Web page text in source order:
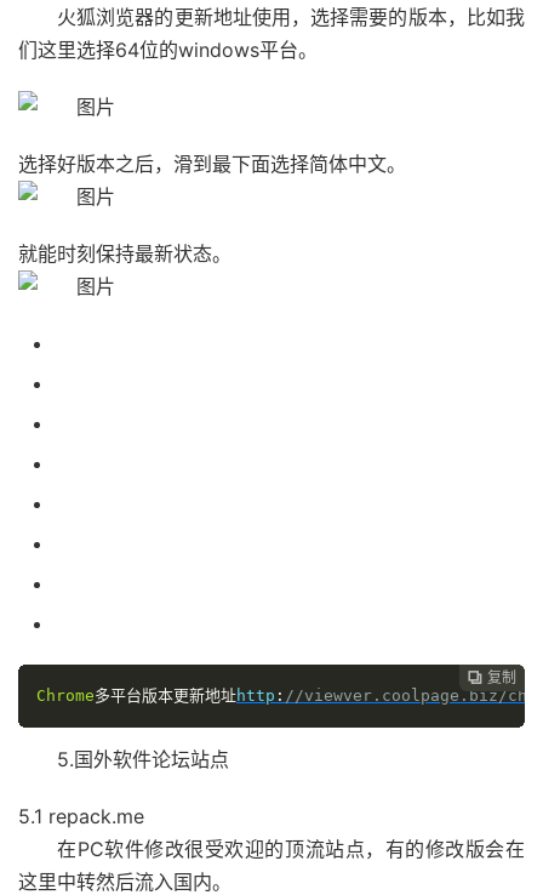
火狐浏览器的更新地址使用，选择需要的版本，比如我
们这里选择64位的windows平台。
选择好版本之后，滑到最下面选择简体中文。
就能时刻保持最新状态。
 复制
Chrome多平台版本更新地址http : //viewver.coolpage.biz/
5.国外软件论坛站点
5.1 repack.me
在PC软件修改很受欢迎的顶流站点，有的修改版会在
这里中转然后流入国内。